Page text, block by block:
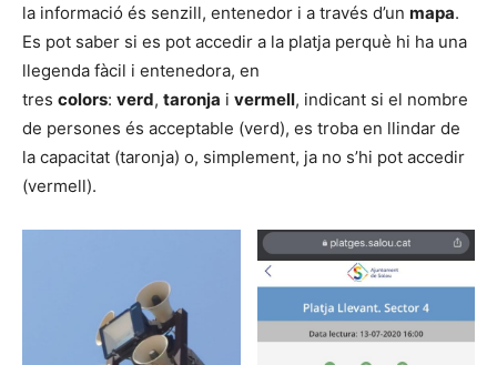
la informació és senzill, entenedor i a través d’un mapa.
Es pot saber si es pot accedir a la platja perquè hi ha una
llegenda fàcil i entenedora, en
tres colors: verd, taronja i vermell, indicant si el nombre
de persones és acceptable (verd), es troba en llindar de
la capacitat (taronja) o, simplement, ja no s’hi pot accedir
(vermell).